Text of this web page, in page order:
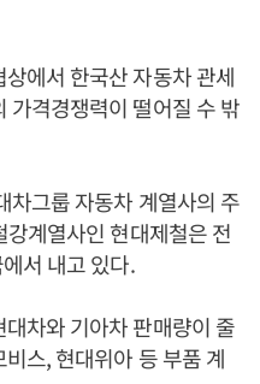
에서 한국산 자동차 관세
가격경쟁력이 떨어질 수 밖
차그룹 자동차 계열사의 주
계열사인 현대제철은 전
서 내고 있다.
차와 기아차 판매량이 줄
스, 현대위아 등 부품 계